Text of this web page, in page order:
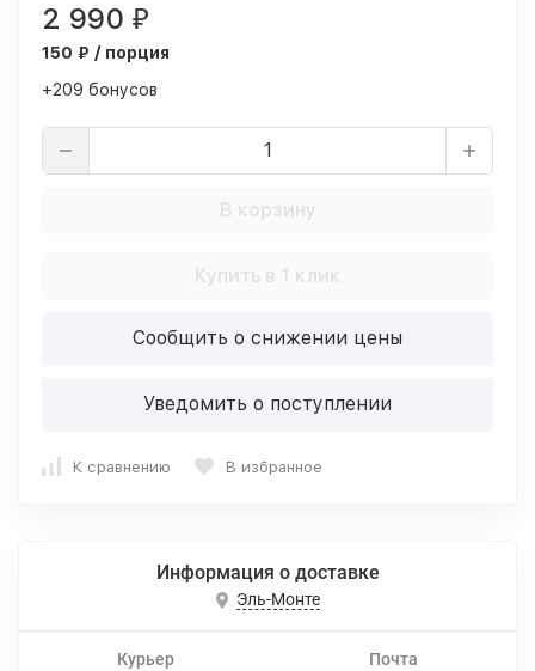
2 990 ₽
150 ₽ / порция
+209 бонусов
В корзину
Купить в 1 клик
Сообщить о снижении цены
Уведомить о поступлении
К сравнению В избранное
Информация о доставке
Эль-Монте
Курьер Почта